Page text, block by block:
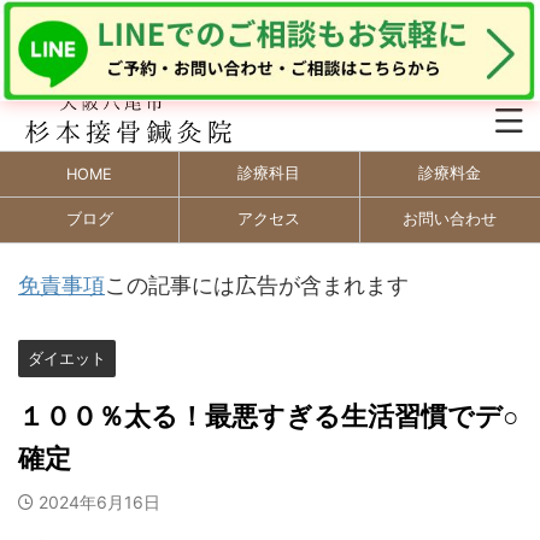
HOME 診療科目 診療料金
ブログ アクセス お問い合わせ
免責事項この記事には広告が含まれます
ダイエット
１００％太る！最悪すぎる生活習慣でデ○
確定
2024年6月16日